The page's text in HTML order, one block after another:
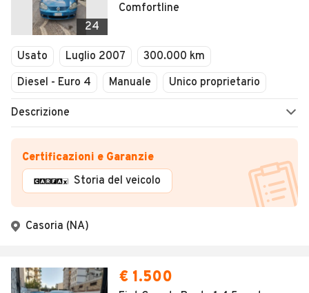
24
Comfortline
Usato Luglio 2007
300.000 km
Diesel - Euro 4
Manuale Unico proprietario
Descrizione
Certificazioni e Garanzie
Storia del veicolo
Casoria (NA)
€ 1.500